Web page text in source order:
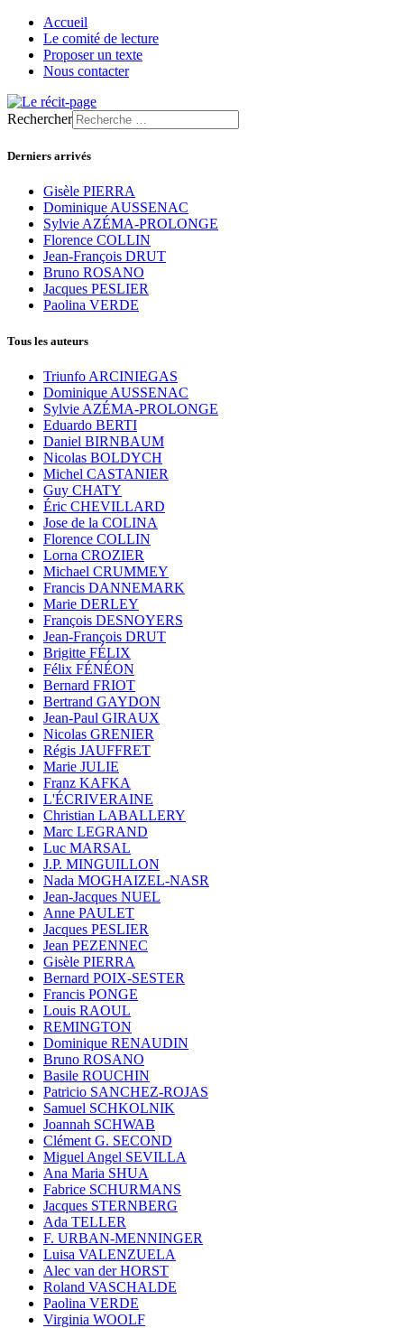
Accueil
Le comité de lecture
Proposer un texte
Nous contacter
Rechercher
Derniers arrivés
Gisèle PIERRA
Dominique AUSSENAC
Sylvie AZÉMA-PROLONGE
Florence COLLIN
Jean-François DRUT
Bruno ROSANO
Jacques PESLIER
Paolina VERDE
Tous les auteurs
Triunfo ARCINIEGAS
Dominique AUSSENAC
Sylvie AZÉMA-PROLONGE
Eduardo BERTI
Daniel BIRNBAUM
Nicolas BOLDYCH
Michel CASTANIER
Guy CHATY
Éric CHEVILLARD
Jose de la COLINA
Florence COLLIN
Lorna CROZIER
Michael CRUMMEY
Francis DANNEMARK
Marie DERLEY
François DESNOYERS
Jean-François DRUT
Brigitte FÉLIX
Félix FÉNÉON
Bernard FRIOT
Bertrand GAYDON
Jean-Paul GIRAUX
Nicolas GRENIER
Régis JAUFFRET
Marie JULIE
Franz KAFKA
L'ÉCRIVERAINE
Christian LABALLERY
Marc LEGRAND
Luc MARSAL
J.P. MINGUILLON
Nada MOGHAIZEL-NASR
Jean-Jacques NUEL
Anne PAULET
Jacques PESLIER
Jean PEZENNEC
Gisèle PIERRA
Bernard POIX-SESTER
Francis PONGE
Louis RAOUL
REMINGTON
Dominique RENAUDIN
Bruno ROSANO
Basile ROUCHIN
Patricio SANCHEZ-ROJAS
Samuel SCHKOLNIK
Joannah SCHWAB
Clément G. SECOND
Miguel Angel SEVILLA
Ana Maria SHUA
Fabrice SCHURMANS
Jacques STERNBERG
Ada TELLER
F. URBAN-MENNINGER
Luisa VALENZUELA
Alec van der HORST
Roland VASCHALDE
Paolina VERDE
Virginia WOOLF